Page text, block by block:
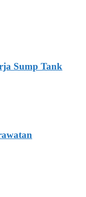
Sump Tank